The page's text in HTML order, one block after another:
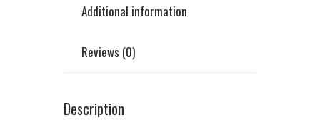
Additional information
Reviews (0)
Description